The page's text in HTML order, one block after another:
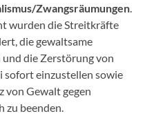
Zwangsräumungen
wurden die Streitkräfte
die gewaltsame
die Zerstörung von
sofort einzustellen sowie
von Gewalt gegen
beenden.